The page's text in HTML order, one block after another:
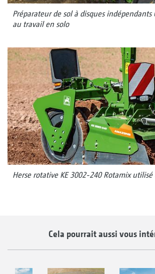
Préparateur de sol à disques indépendants
au travail en solo
Herse rotative KE 3002-240 Rotamix utilisé
Cela pourrait aussi vous